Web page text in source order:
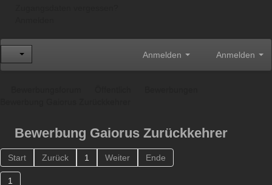
Anmelden
Anmelden
Bewerbung Gaiorus Zurückkehrer
Start Zurück 1 Weiter Ende
1